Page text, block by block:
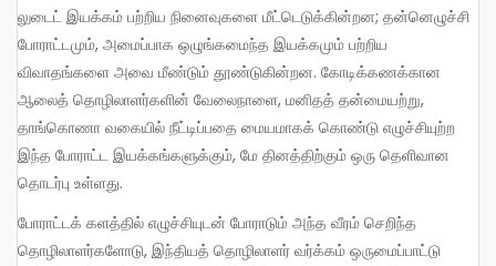
லுடைட் இயக்கம் பற்றிய நினைவுகளை மீட்டெடுக்கின்றன; தன்னெழுச்சி
போராட்டமும், அமைப்பாக ஒழுங்கமைந்த இயக்கமும் பற்றிய
விவாதங்களை அவை மீண்டும் தூண்டுகின்றன. கோடிக்கணக்கான
ஆலைத் தொழிலாளர்களின் வேலைநாளை, மனிதத் தன்மையற்று,
தாங்கொணா வகையில் நீட்டிப்பதை மையமாகக் கொண்டு எழுச்சியுற்ற
இந்த போராட்ட இயக்கங்களுக்கும், மே தினத்திற்கும் ஒரு தெளிவான
தொடர்பு உள்ளது.
போராட்டக் களத்தில் எழுச்சியுடன் போராடும் அந்த வீரம் செறிந்த
தொழிலாளர்களோடு, இந்தியத் தொழிலாளர் வர்க்கம் ஒருமைப்பாட்டு